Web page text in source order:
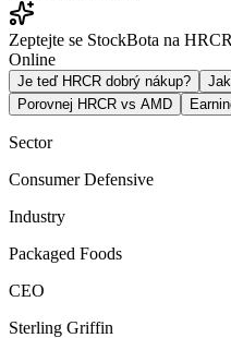
Zeptejte se StockBota na HRCR
Online
Je teď HRCR dobrý nákup?
Porovnej HRCR vs AMD
Sector
Consumer Defensive
Industry
Packaged Foods
CEO
Sterling Griffin